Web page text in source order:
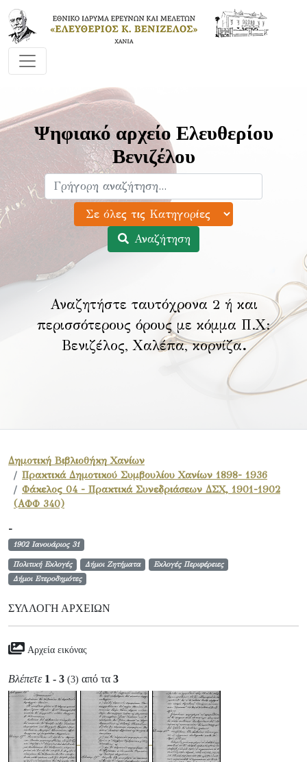
Ψηφιακό αρχείο Ελευθερίου
Βενιζέλου
Αναζήτηση
Αναζητήστε ταυτόχρονα 2 ή και
περισσότερους όρους με κόμμα Π.Χ:
Βενιζέλος, Χαλέπα, κορνίζα.
Δημοτική Βιβλιοθήκη Χανίων
Πρακτικά Δημοτικού Συμβουλίου Χανίων 1898- 1936
Φάκελος 04 - Πρακτικά Συνεδριάσεων ΔΣΧ, 1901-1902
(ΑΦΦ 340)
-
1902 Ιανουάριος 31
Πολιτική Εκλογές Δήμοι Ζητήματα
Εκλογές Περιφέρειες
Δήμοι Ετεροδημότες
ΣΥΛΛΟΓΉ ΑΡΧΕΊΩΝ
Αρχεία εικόνας
Βλέπετε 1 - 3 (3) από τα 3